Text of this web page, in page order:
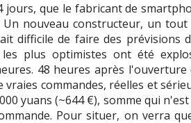
jours, que le fabricant de
Un nouveau constructeur, un
difficile de faire des prévisions
plus optimistes ont été
48 heures après l'ouverture
vraies commandes, réelles et
yuans (~644 €), somme qui
Pour situer, on verra